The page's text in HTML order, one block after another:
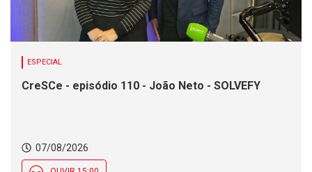
ESPECIAL
CreSCe - episódio 110 - João Neto - SOLVEFY
07/08/2026